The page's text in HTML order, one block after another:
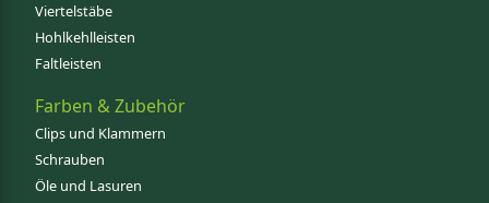
Viertelstäbe
Hohlkehlleisten
Faltleisten
Farben & Zubehör
Clips und Klammern
Schrauben
Öle und Lasuren